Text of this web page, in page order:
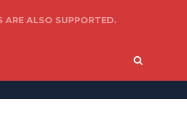
ARE ALSO SUPPORTED.